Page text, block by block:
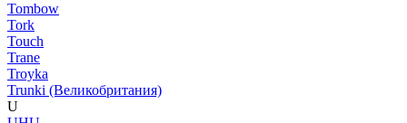
Tombow
Tork
Touch
Trane
Troyka
Trunki (Великобритания)
U